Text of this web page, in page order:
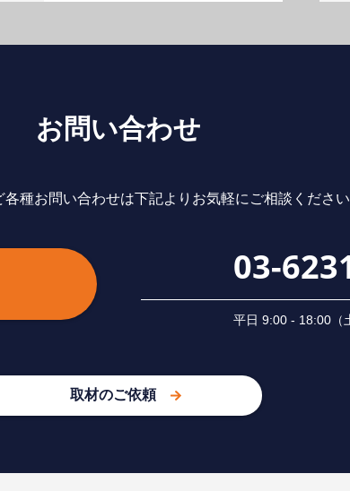
お問い合わせ
各種お問い合わせは下記よりお気軽にご相談ください
03-
平⽇ 9:00 - 18:00（
取材のご依頼